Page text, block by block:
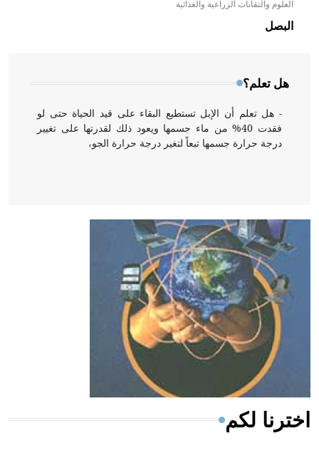
العلوم والتقانات الزراعية والغذائية
البصل
هل تعلم؟
- هل تعلم أن الأبلق نوع من الفنون الهندسية التي ارتبطت
بالعمارة الإسلامية في بلاد الشام ومصر خاصة، حيث يحرص
المعمار على بناء مداميكه وخاصة في الواجهات
- هل تعلم أن الإبل تستطيع البقاء على قيد الحياة حتى لو
فقدت 40% من ماء جسمها ويعود ذلك لقدرتها على تغيير
درجة حرارة جسمها تبعاً لتغير درجة حرارة الجو،
- هل تعلم أن أبقراط كتب في الطب أربعة مؤلفات هي:
الحكم، الأدلة، تنظيم التغذية، ورسالته في جروح الرأس.
ويعود له الفضل بأنه حرر الطب من الدين والفلسفة.
- هل تعلم أن المرجان إفراز حيواني يتكون في البحر ويتركب
من مادة كربونات الكلسيوم، وهو أحمر أو شديد الحمرة وهو
أجود أنواعه، ويمتاز بكبر الحجم ويسمى الش
اخترنا لكم